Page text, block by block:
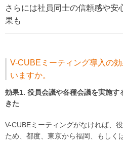
さらには社員同士の信頼感や安
果も
V-CUBEミーティング導入の
いますか。
効果1. 役員会議や各種会議を実施す
きた
V-CUBEミーティングがなければ、
ため、都度、東京から福岡、もしく